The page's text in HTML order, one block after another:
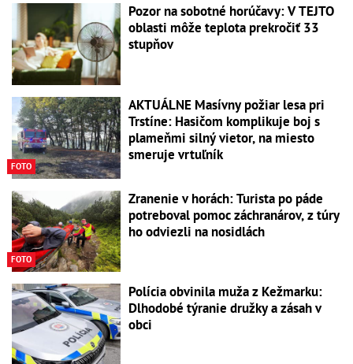
Pozor na sobotné horúčavy: V TEJTO
oblasti môže teplota prekročiť 33
stupňov
FOTO
AKTUÁLNE Masívny požiar lesa pri
Trstíne: Hasičom komplikuje boj s
plameňmi silný vietor, na miesto
smeruje vrtuľník
FOTO
Zranenie v horách: Turista po páde
potreboval pomoc záchranárov, z túry
ho odviezli na nosidlách
Polícia obvinila muža z Kežmarku:
Dlhodobé týranie družky a zásah v
obci